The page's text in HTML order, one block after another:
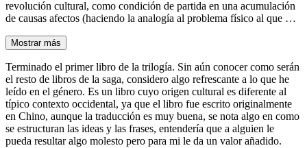
revolución cultural, como condición de partida en una acumulación
de causas afectos (haciendo la analogía al problema físico al que …
Mostrar más
Terminado el primer libro de la trilogía. Sin aún conocer como serán
el resto de libros de la saga, considero algo refrescante a lo que he
leído en el género. Es un libro cuyo origen cultural es diferente al
típico contexto occidental, ya que el libro fue escrito originalmente
en Chino, aunque la traducción es muy buena, se nota algo en como
se estructuran las ideas y las frases, entendería que a alguien le
pueda resultar algo molesto pero para mi le da un valor añadido.